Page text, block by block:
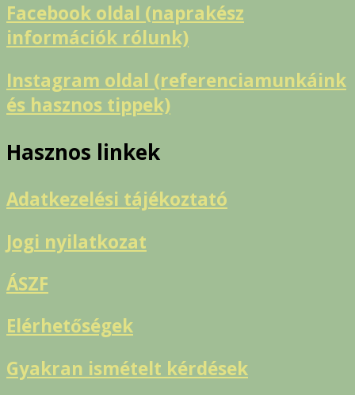
Facebook oldal (naprakész
információk rólunk)
Instagram oldal (referenciamunkáink
és hasznos tippek)
Hasznos linkek
Adatkezelési tájékoztató
Jogi nyilatkozat
ÁSZF
Elérhetőségek
Gyakran ismételt kérdések